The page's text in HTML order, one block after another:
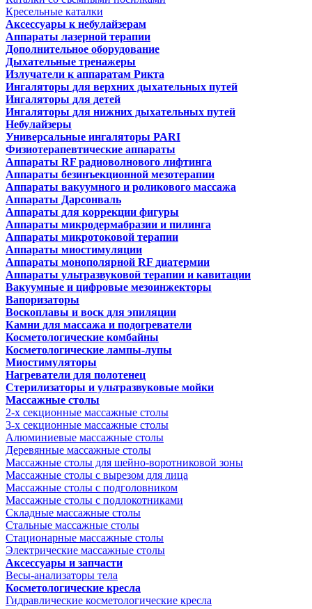
Кресельные каталки
Аксессуары к небулайзерам
Аппараты лазерной терапии
Дополнительное оборудование
Дыхательные тренажеры
Излучатели к аппаратам Рикта
Ингаляторы для верхних дыхательных путей
Ингаляторы для детей
Ингаляторы для нижних дыхательных путей
Небулайзеры
Универсальные ингаляторы PARI
Физиотерапевтические аппараты
Аппараты RF радиоволнового лифтинга
Аппараты безинъекционной мезотерапии
Аппараты вакуумного и роликового массажа
Аппараты Дарсонваль
Аппараты для коррекции фигуры
Аппараты микродермабразии и пилинга
Аппараты микротоковой терапии
Аппараты миостимуляции
Аппараты монополярной RF диатермии
Аппараты ультразвуковой терапии и кавитации
Вакуумные и цифровые мезоинжекторы
Вапоризаторы
Воскоплавы и воск для эпиляции
Камни для массажа и подогреватели
Косметологические комбайны
Косметологические лампы-лупы
Миостимуляторы
Нагреватели для полотенец
Стерилизаторы и ультразвуковые мойки
Массажные столы
2-х секционные массажные столы
3-х секционные массажные столы
Алюминиевые массажные столы
Деревянные массажные столы
Массажные столы для шейно-воротниковой зоны
Массажные столы с вырезом для лица
Массажные столы с подголовником
Массажные столы с подлокотниками
Складные массажные столы
Стальные массажные столы
Стационарные массажные столы
Электрические массажные столы
Аксессуары и запчасти
Весы-анализаторы тела
Косметологические кресла
Гидравлические косметологические кресла